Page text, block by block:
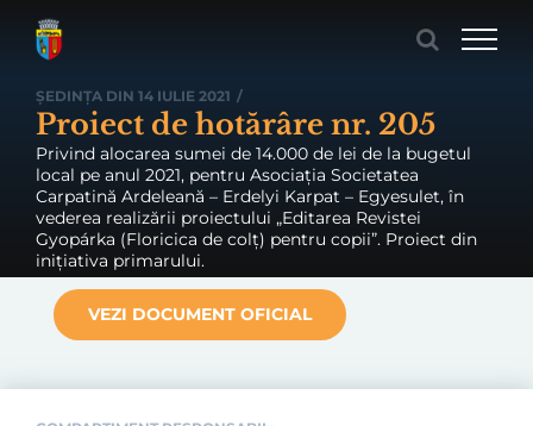
ȘEDINȚA DIN 14 IULIE 2021 /
Proiect de hotărâre nr. 205
Privind alocarea sumei de 14.000 de lei de la bugetul
local pe anul 2021, pentru Asociația Societatea
Carpatină Ardeleană – Erdelyi Karpat – Egyesulet, în
vederea realizării proiectului „Editarea Revistei
Gyopárka (Floricica de colț) pentru copii”. Proiect din
inițiativa primarului.
VEZI DOCUMENT OFICIAL